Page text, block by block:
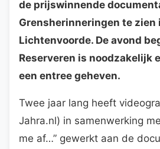
de prijswinnende
Grensherinneringen te zien
Lichtenvoorde. De avond
Reserveren is noodzakelijk
een entree geheven.
Twee jaar lang heeft
Jahra.nl) in samenwerking
me af…” gewerkt aan de